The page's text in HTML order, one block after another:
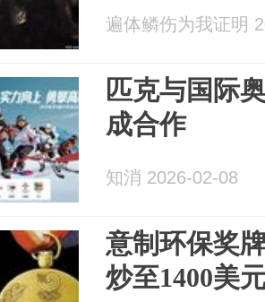
遍体鳞伤为我证明
匹克与国际
成合作
知消 2026-02-08
意制环保奖
炒至1400美